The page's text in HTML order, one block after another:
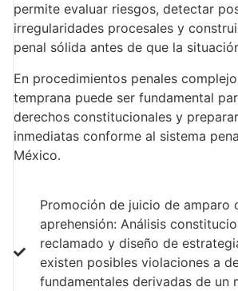
permite evaluar riesgos, detectar
irregularidades procesales y
penal sólida antes de que la
En procedimientos penales
temprana puede ser fundamental
derechos constitucionales y
inmediatas conforme al sistema
México.
Promoción de juicio de amparo
aprehensión: Análisis
reclamado y diseño de
existen posibles violaciones a
fundamentales derivadas de un